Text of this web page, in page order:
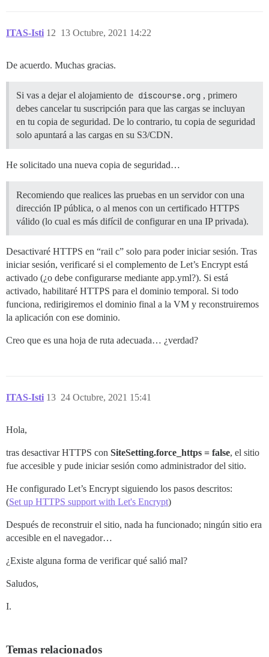
ITAS-Isti 13 Octubre, 2021 14:22
12
De acuerdo. Muchas gracias.
Si vas a dejar el alojamiento de discourse.org , primero
debes cancelar tu suscripción para que las cargas se incluyan
en tu copia de seguridad. De lo contrario, tu copia de seguridad
solo apuntará a las cargas en su S3/CDN.
He solicitado una nueva copia de seguridad…
Recomiendo que realices las pruebas en un servidor con una
dirección IP pública, o al menos con un certificado HTTPS
válido (lo cual es más difícil de configurar en una IP privada).
Desactivaré HTTPS en “rail c” solo para poder iniciar sesión. Tras
iniciar sesión, verificaré si el complemento de Let’s Encrypt está
activado (¿o debe configurarse mediante app.yml?). Si está
activado, habilitaré HTTPS para el dominio temporal. Si todo
funciona, redirigiremos el dominio final a la VM y reconstruiremos
la aplicación con ese dominio.
Creo que es una hoja de ruta adecuada… ¿verdad?
ITAS-Isti 24 Octubre, 2021 15:41
13
Hola,
tras desactivar HTTPS con SiteSetting.force_https = false, el sitio
fue accesible y pude iniciar sesión como administrador del sitio.
He configurado Let’s Encrypt siguiendo los pasos descritos:
(Set up HTTPS support with Let's Encrypt)
Después de reconstruir el sitio, nada ha funcionado; ningún sitio era
accesible en el navegador…
¿Existe alguna forma de verificar qué salió mal?
Saludos,
I.
Temas relacionados